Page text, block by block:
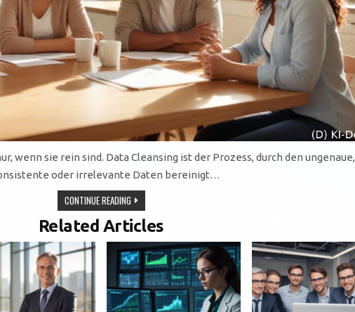
wenn sie rein sind. Data Cleansing ist der Prozess, durch den ungenaue,
oder irrelevante Daten bereinigt…
CONTINUE READINGDATA
CLEANSING:
DER
SCHLÜSSEL
ZUR
WERTSCHÖPFUNG
DURCH
PRÄZISE
UND
VERLÄSSLICHE
DATENQUALITÄT
Related Articles